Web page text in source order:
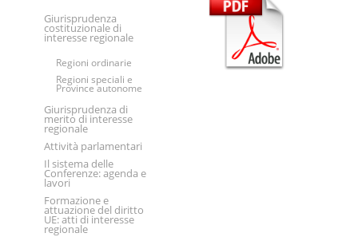
Giurisprudenza
costituzionale di
interesse regionale
Regioni ordinarie
Regioni speciali e
Province autonome
Giurisprudenza di
merito di interesse
regionale
Attività parlamentari
Il sistema delle
Conferenze: agenda e
lavori
Formazione e
attuazione del diritto
UE: atti di interesse
regionale